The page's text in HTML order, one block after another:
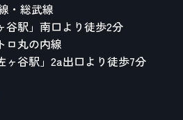
・総武線
谷駅」南口より徒歩2分
ロ丸の内線
ヶ谷駅」2a出口より徒歩7分